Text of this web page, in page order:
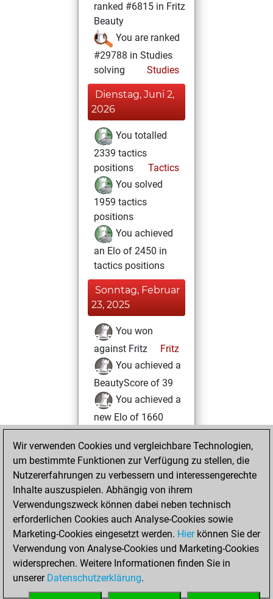
ranked #6815 in Fritz
Beauty
You are ranked
#29788 in Studies
solving
Studies
Dienstag, Juni 2,
2026
You totalled
2339 tactics
positions
Tactics
You solved
1959 tactics
positions
You achieved
an Elo of 2450 in
tactics positions
Sonntag, Februar
23, 2025
You won
against Fritz
Fritz
You achieved a
BeautyScore of 39
You achieved a
new Elo of 1660
Dienstag, Mai 28,
2024
your Studies account
Studies
Montag,
November 29,
2021
You created
Wir verwenden Cookies und vergleichbare Technologien,
um bestimmte Funktionen zur Verfügung zu stellen, die
Nutzererfahrungen zu verbessern und interessengerechte
Inhalte auszuspielen. Abhängig von ihrem
Verwendungszweck können dabei neben technisch
erforderlichen Cookies auch Analyse-Cookies sowie
Marketing-Cookies eingesetzt werden. Hierkönnen Sie der
Verwendung von Analyse-Cookies und Marketing-Cookies
widersprechen. Weitere Informationen finden Sie in
unserer Datenschutzerklärung.